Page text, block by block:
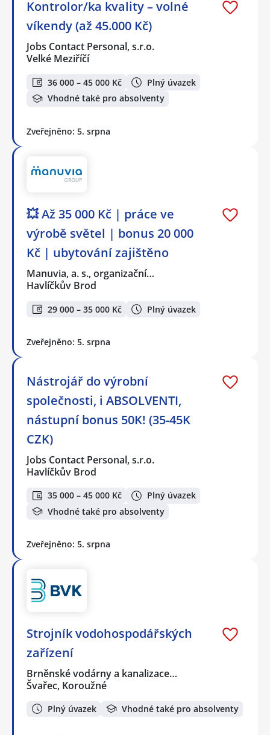
Kontrolor/ka kvality – volné
víkendy (až 45.000 Kč)
Jobs Contact Personal, s.r.o.
Velké Meziříčí
36 000 – 45 000 Kč
Plný úvazek
Vhodné také pro absolventy
Zveřejněno: 5. srpna
💥 Až 35 000 Kč | práce ve
výrobě světel | bonus 20 000
Kč | ubytování zajištěno
Manuvia, a. s., organizační…
Havlíčkův Brod
29 000 – 35 000 Kč Plný úvazek
Zveřejněno: 5. srpna
Nástrojář do výrobní
společnosti, i ABSOLVENTI,
nástupní bonus 50K! (35-45K
CZK)
Jobs Contact Personal, s.r.o.
Havlíčkův Brod
35 000 – 45 000 Kč
Plný úvazek
Vhodné také pro absolventy
Zveřejněno: 5. srpna
Strojník vodohospodářských
zařízení
Brněnské vodárny a kanalizace…
Švařec, Koroužné
Plný úvazek Vhodné také pro absolventy